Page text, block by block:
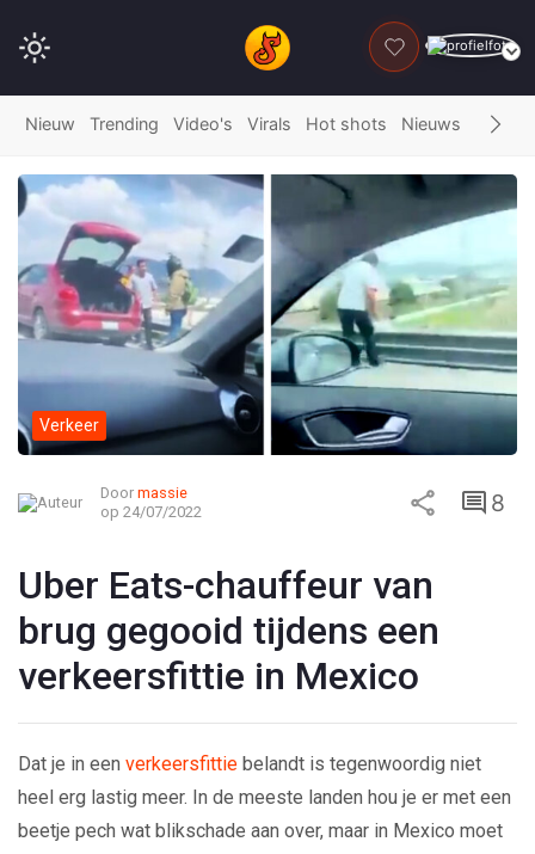
DONEER
Nieuw Trending Video's Virals Hot shots Nieuws Fails
Verkeer
Door massie
op 24/07/2022
8
Uber Eats-chauffeur van
brug gegooid tijdens een
verkeersfittie in Mexico
Dat je in een verkeersfittie belandt is tegenwoordig niet
heel erg lastig meer. In de meeste landen hou je er met een
beetje pech wat blikschade aan over, maar in Mexico moet